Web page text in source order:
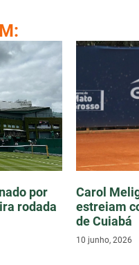
por
rodada
Carol
estreiam
de Cuiabá
10 junho, 2026